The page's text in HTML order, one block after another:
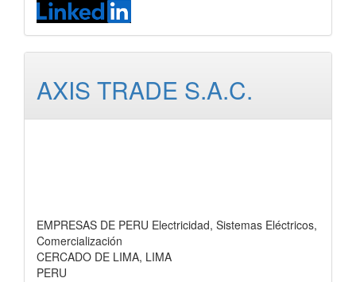
AXIS TRADE S.A.C.
EMPRESAS DE PERU Electricidad, Sistemas Eléctricos,
Comercialización
CERCADO DE LIMA, LIMA
PERU